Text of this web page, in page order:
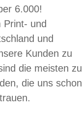
6.000!
Print- und
und
Kunden zu
die meisten zu
die uns schon